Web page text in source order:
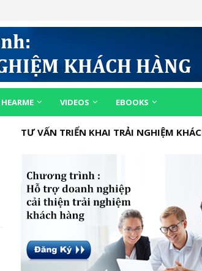
VIDEOS EBOOKS
TƯ VẤN TRIỂN KHAI TRẢI NGHIỆM